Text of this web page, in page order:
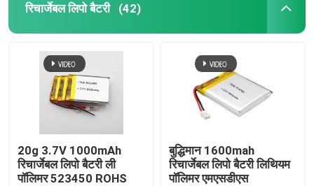
रिचार्जेबल लिपो बैटरी (42)
20g 3.7V 1000mAh
रिचार्जेबल लिपो बैटरी ली
पॉलिमर 523450 ROHS
बुद्धिमान 1600mah
रिचार्जेबल लिपो बैटरी लिथियम
पॉलिमर एमएसडीएस